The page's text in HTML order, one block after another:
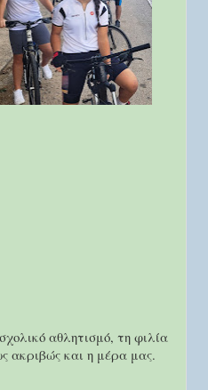
αθλητισμό, τη φιλία
ακριβώς και η μέρα μας.